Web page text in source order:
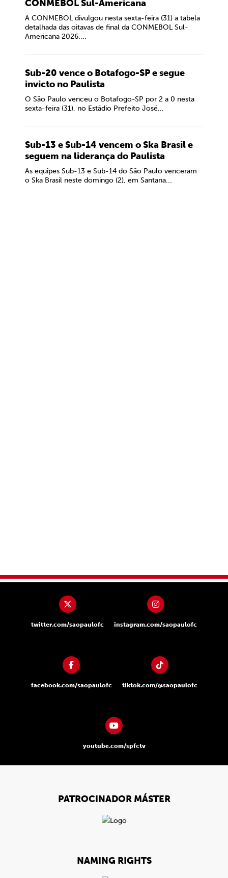
CONMEBOL Sul-Americana
A CONMEBOL divulgou nesta sexta-feira (31) a tabela
detalhada das oitavas de final da CONMEBOL Sul-
Americana 2026....
Sub-20 vence o Botafogo-SP e segue
invicto no Paulista
O São Paulo venceu o Botafogo-SP por 2 a 0 nesta
sexta-feira (31), no Estádio Prefeito José...
Sub-13 e Sub-14 vencem o Ska Brasil e
seguem na liderança do Paulista
As equipes Sub-13 e Sub-14 do São Paulo venceram
o Ska Brasil neste domingo (2), em Santana...
twitter.com/saopaulofc instagram.com/saopaulofc
facebook.com/saopaulofc tiktok.com/@saopaulofc
youtube.com/spfctv
PATROCINADOR MÁSTER
NAMING RIGHTS